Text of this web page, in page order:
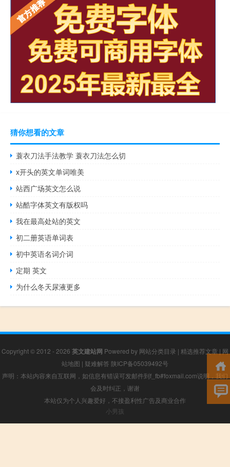
猜你想看的文章
蓑衣刀法手法教学 蓑衣刀法怎么切
x开头的英文单词唯美
站西广场英文怎么说
站酷字体英文有版权吗
我在最高处站的英文
初二册英语单词表
初中英语名词介词
定期 英文
为什么冬天尿液更多
Copyright © 2012 - 2026 英文建站网 Powered by 网站分类目录 | 精选推荐文章 | 网
站地图 | 疑难解答 陕ICP备05039492号
声明：本站内容来自互联网，如信息有错误可发邮件到f_fb#foxmail.com说明，我们
会及时纠正，谢谢
本站仅为个人兴趣爱好，不接盈利性广告及商业合作
小男孩